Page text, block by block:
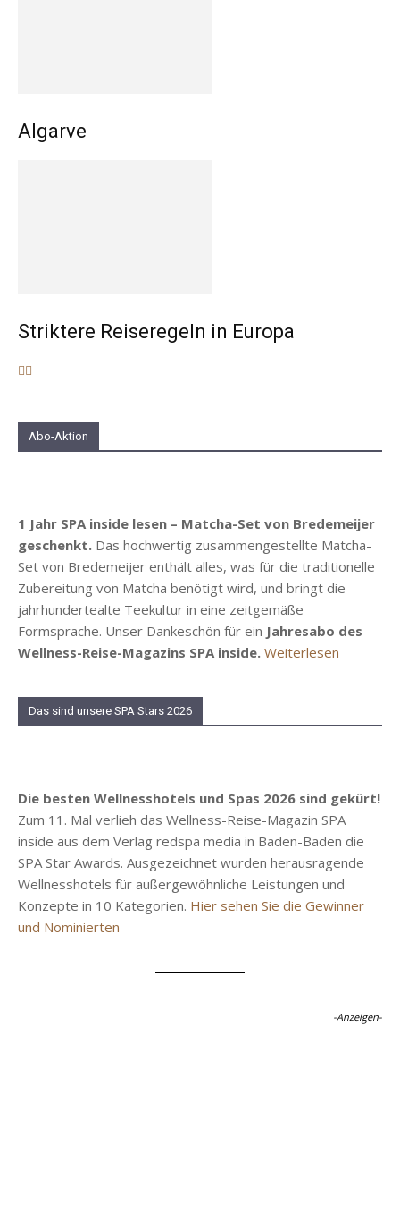
Algarve
Striktere Reiseregeln in Europa
Abo-Aktion
1 Jahr SPA inside lesen – Matcha-Set von Bredemeijer
geschenkt. Das hochwertig zusammengestellte Matcha-
Set von Bredemeijer enthält alles, was für die traditionelle
Zubereitung von Matcha benötigt wird, und bringt die
jahrhundertealte Teekultur in eine zeitgemäße
Formsprache. Unser Dankeschön für ein Jahresabo des
Wellness-Reise-Magazins SPA inside. Weiterlesen
Das sind unsere SPA Stars 2026
Die besten Wellnesshotels und Spas 2026 sind gekürt!
Zum 11. Mal verlieh das Wellness-Reise-Magazin SPA
inside aus dem Verlag redspa media in Baden-Baden die
SPA Star Awards. Ausgezeichnet wurden herausragende
Wellnesshotels für außergewöhnliche Leistungen und
Konzepte in 10 Kategorien. Hier sehen Sie die Gewinner
und Nominierten
-Anzeigen-